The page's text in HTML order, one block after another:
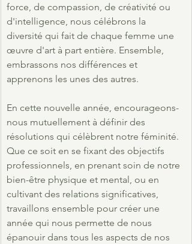
force, de compassion, de créativité ou
d'intelligence, nous célébrons la
diversité qui fait de chaque femme une
œuvre d'art à part entière. Ensemble,
embrassons nos différences et
apprenons les unes des autres.
En cette nouvelle année, encourageons-
nous mutuellement à définir des
résolutions qui célèbrent notre féminité.
Que ce soit en se fixant des objectifs
professionnels, en prenant soin de notre
bien-être physique et mental, ou en
cultivant des relations significatives,
travaillons ensemble pour créer une
année qui nous permette de nous
épanouir dans tous les aspects de nos